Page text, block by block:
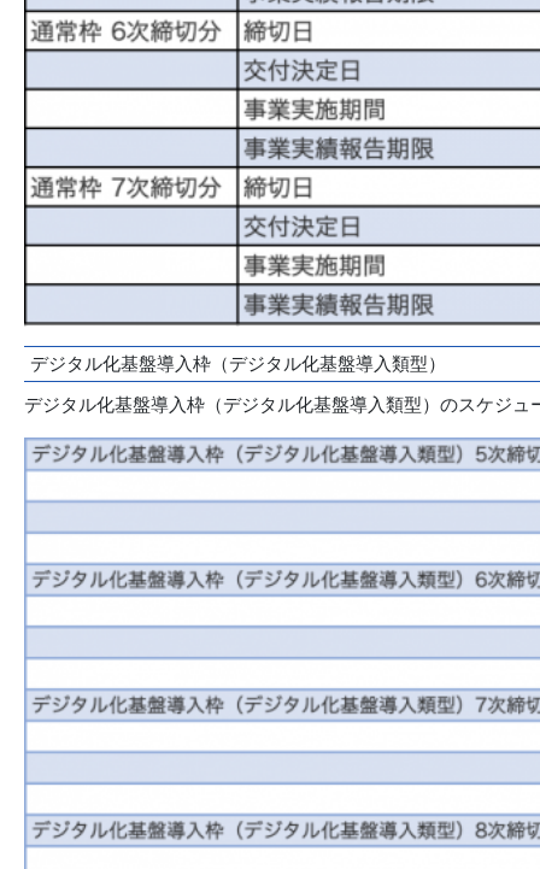
デジタル化基盤導入枠（デジタル化基盤導入類型）
デジタル化基盤導入枠（デジタル化基盤導入類型）のスケジュ